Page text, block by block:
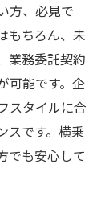
方、必見で
もちろん、未
業務委託契約
可能です。企
スタイルに合
スです。横乗
でも安心して